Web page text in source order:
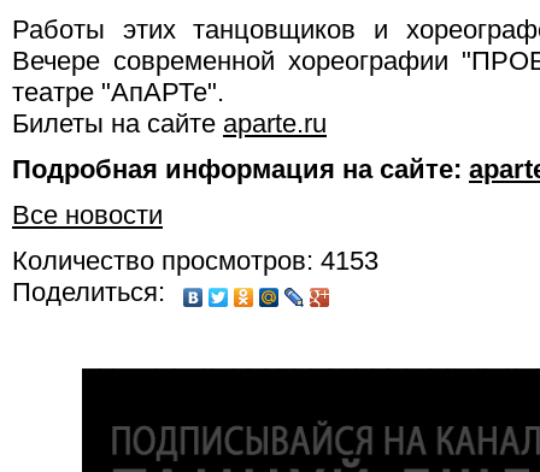
Работы этих танцовщиков и
Вечере современной хореографии
театре "АпАРТе".
Билеты на сайте aparte.ru
Подробная информация на сайте:
Все новости
Количество просмотров: 4153
Поделиться: